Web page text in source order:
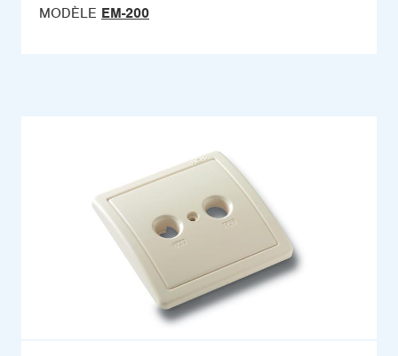
MODÈLE EM-200